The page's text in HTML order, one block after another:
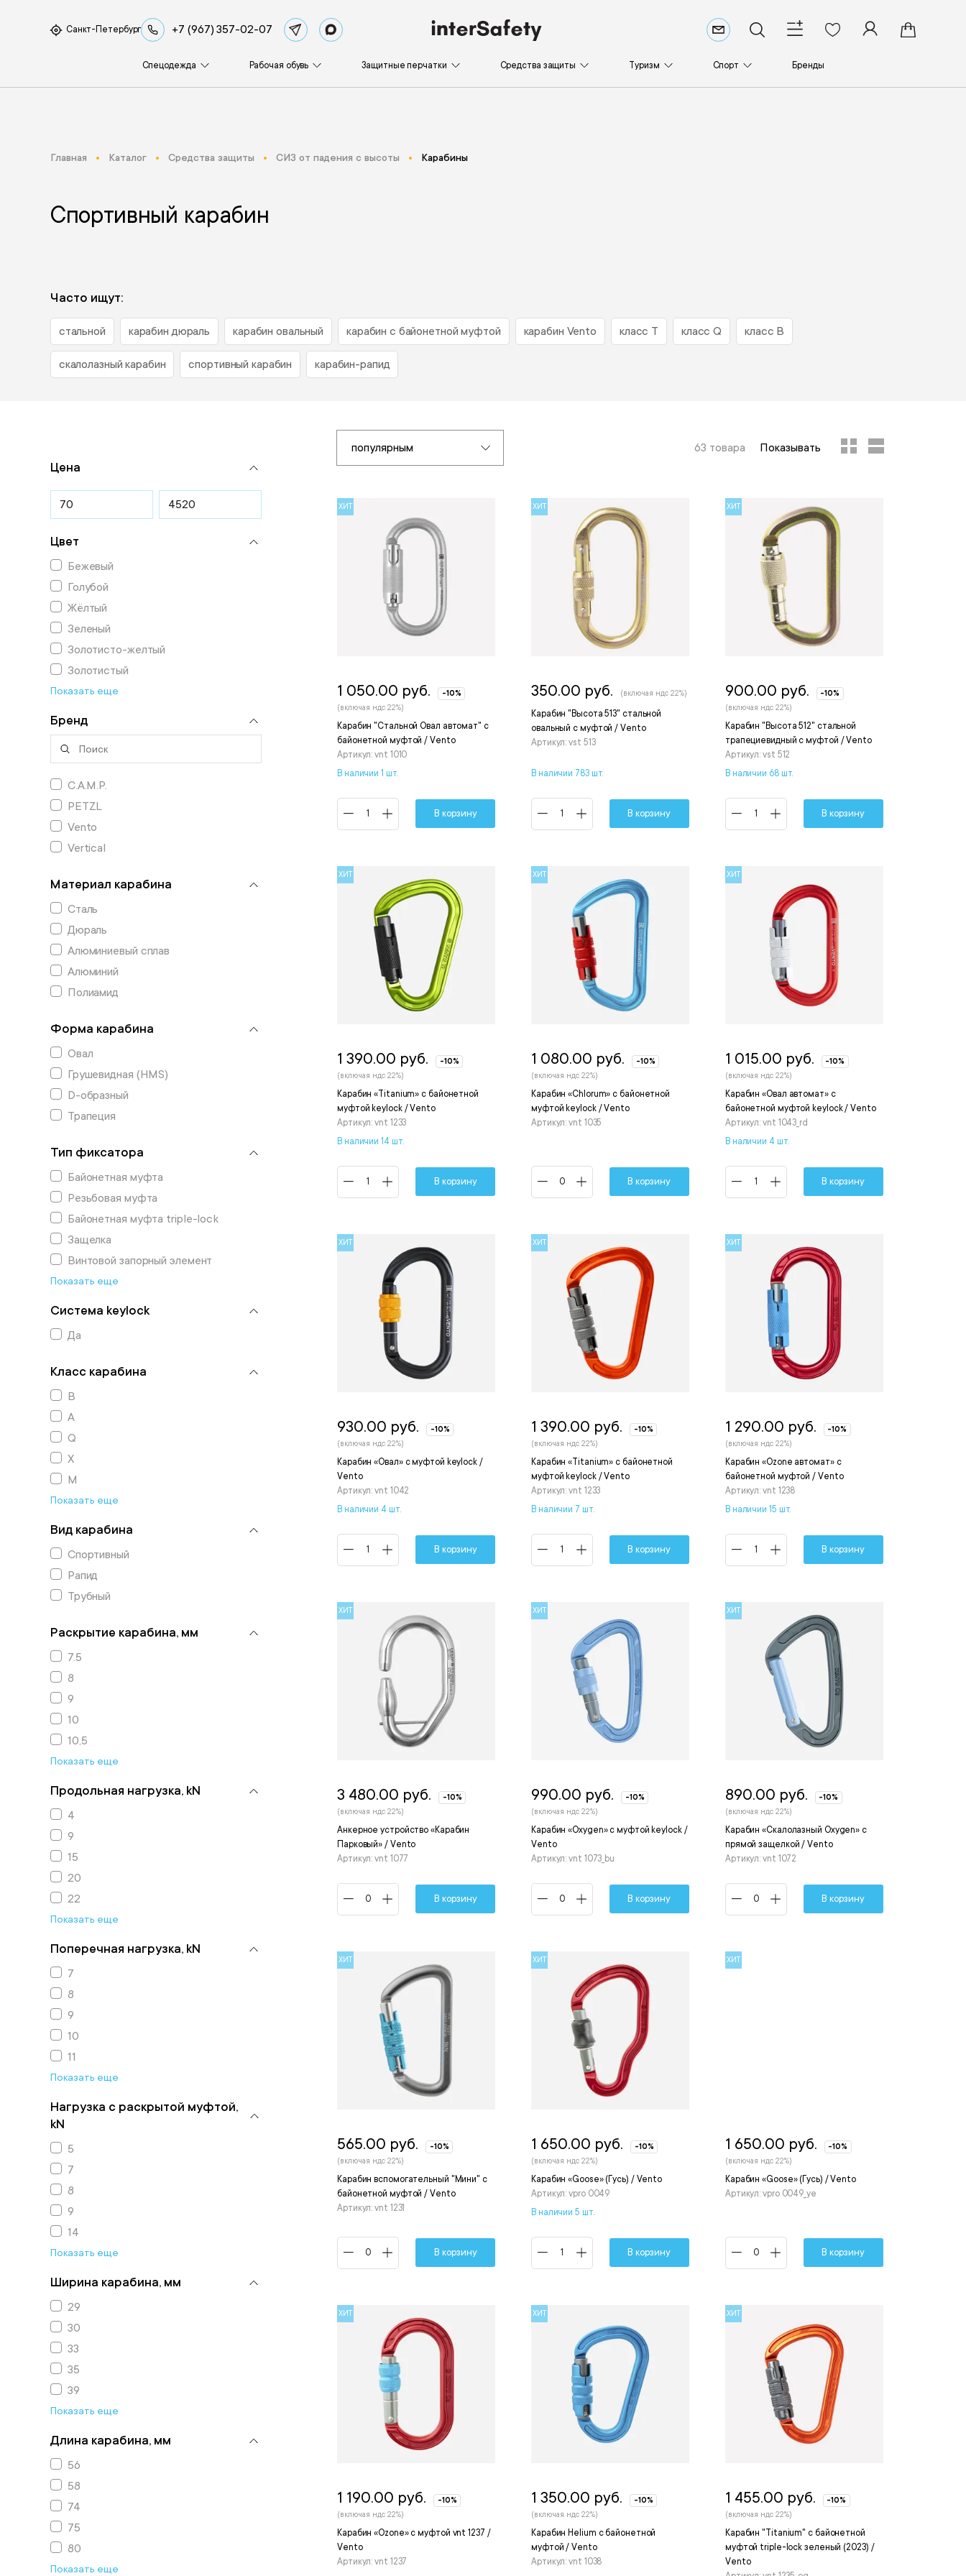
Санкт-Петербург +7 (967) 357-02-07
Спецодежда Рабочая обувь Защитные перчатки Средства защиты Туризм Спорт Бренды
Главная Каталог Средства защиты СИЗ от падения с высоты Карабины
Спортивный карабин
Часто ищут:
стальной карабин дюраль карабин овальный карабин с байонетной муфтой карабин Vento класс Т класс Q класс B
скалолазный карабин спортивный карабин карабин-рапид
Цена
Цвет
Бежевый
Голубой
Жёлтый
Зеленый
Золотисто-желтый
Золотистый
Показать еще
Бренд
C.A.M.P.
PETZL
Vento
Vertical
Материал карабина
Сталь
Дюраль
Алюминиевый сплав
Алюминий
Полиамид
Форма карабина
Овал
Грушевидная (HMS)
D-образный
Трапеция
Тип фиксатора
Байонетная муфта
Резьбовая муфта
Байонетная муфта triple-lock
Защелка
Винтовой запорный элемент
Показать еще
Система keylock
Да
Класс карабина
В
А
Q
X
М
Показать еще
Вид карабина
Спортивный
Рапид
Трубный
Раскрытие карабина, мм
7.5
8
9
10
10,5
Показать еще
Продольная нагрузка, kN
4
9
15
20
22
Показать еще
Поперечная нагрузка, kN
7
8
9
10
11
Показать еще
Нагрузка с раскрытой муфтой,
kN
5
7
8
9
14
Показать еще
Ширина карабина, мм
29
30
33
35
39
Показать еще
Длина карабина, мм
56
58
74
75
80
Показать еще
популярным 63 товара Показывать
ХИТ
Карабин "Стальной Овал автомат" с
байонетной муфтой / Vento
Артикул: vnt 1010
1 050.00 руб.
-10%
(включая ндс 22%)
В наличии 1 шт.
В корзину
ХИТ
Карабин "Высота 513" стальной
овальный с муфтой / Vento
Артикул: vst 513
350.00 руб. (включая ндс 22%)
В наличии 783 шт.
В корзину
ХИТ
Карабин "Высота 512" стальной
трапециевидный с муфтой / Vento
Артикул: vst 512
900.00 руб.
-10%
(включая ндс 22%)
В наличии 68 шт.
В корзину
ХИТ
Карабин «Titanium» с байонетной
муфтой keylock / Vento
Артикул: vnt 1233
1 390.00 руб.
-10%
(включая ндс 22%)
В наличии 14 шт.
В корзину
ХИТ
Карабин «Chlorum» с байонетной
муфтой keylock / Vento
Артикул: vnt 1035
1 080.00 руб.
-10%
(включая ндс 22%)
В корзину
ХИТ
Карабин «Овал автомат» с
байонетной муфтой keylock / Vento
Артикул: vnt 1043_rd
1 015.00 руб.
-10%
(включая ндс 22%)
В наличии 4 шт.
В корзину
ХИТ
Карабин «Овал» с муфтой keylock /
Vento
Артикул: vnt 1042
930.00 руб.
-10%
(включая ндс 22%)
В наличии 4 шт.
В корзину
ХИТ
Карабин «Titanium» с байонетной
муфтой keylock / Vento
Артикул: vnt 1233
1 390.00 руб.
-10%
(включая ндс 22%)
В наличии 7 шт.
В корзину
ХИТ
Карабин «Ozone автомат» с
байонетной муфтой / Vento
Артикул: vnt 1238
1 290.00 руб.
-10%
(включая ндс 22%)
В наличии 15 шт.
В корзину
ХИТ
Анкерное устройство «Карабин
Парковый» / Vento
Артикул: vnt 1077
3 480.00 руб.
-10%
(включая ндс 22%)
В корзину
ХИТ
Карабин «Oxygen» с муфтой keylock /
Vento
Артикул: vnt 1073_bu
990.00 руб.
-10%
(включая ндс 22%)
В корзину
ХИТ
Карабин «Скалолазный Oxygen» с
прямой защелкой / Vento
Артикул: vnt 1072
890.00 руб.
-10%
(включая ндс 22%)
В корзину
ХИТ
Карабин вспомогательный "Мини" с
байонетной муфтой / Vento
Артикул: vnt 1231
565.00 руб.
-10%
(включая ндс 22%)
В корзину
ХИТ
Карабин «Goose» (Гусь) / Vento
Артикул: vpro 0049
1 650.00 руб.
-10%
(включая ндс 22%)
В наличии 5 шт.
В корзину
ХИТ
Карабин «Goose» (Гусь) / Vento
Артикул: vpro 0049_ye
1 650.00 руб.
-10%
(включая ндс 22%)
В корзину
ХИТ
Карабин «Ozone» с муфтой vnt 1237 /
Vento
Артикул: vnt 1237
1 190.00 руб.
-10%
(включая ндс 22%)
ХИТ
Карабин Helium с байонетной
муфтой / Vento
Артикул: vnt 1038
1 350.00 руб.
-10%
(включая ндс 22%)
ХИТ
Карабин "Titanium" с байонетной
муфтой triple-lock зеленый (2023) /
Vento
1 455.00 руб.
-10%
(включая ндс 22%)